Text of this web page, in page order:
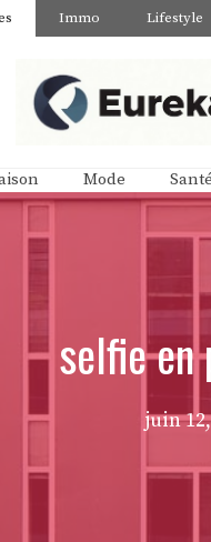
Immo Lifestyle
Mode Santé
selfie
juin